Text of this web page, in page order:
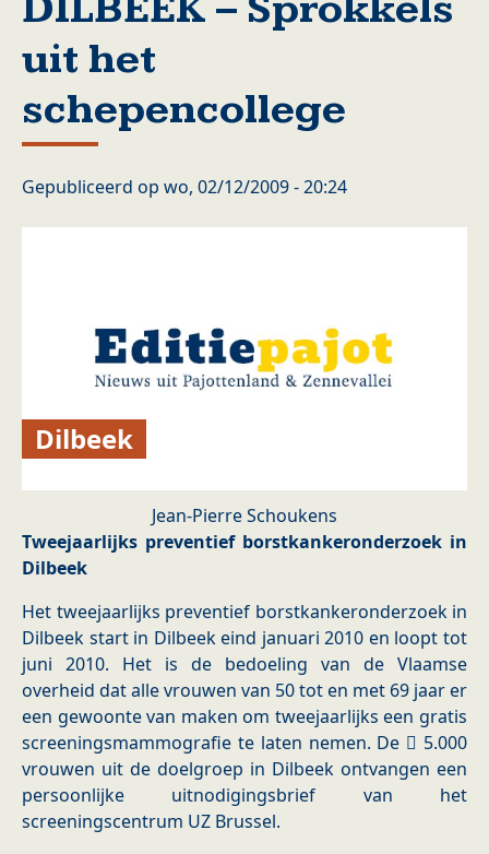
uit het
schepencollege
Gepubliceerd op wo, 02/12/2009 - 20:24
Dilbeek
Jean-Pierre Schoukens
Tweejaarlijks preventief borstkankeronderzoek in
Dilbeek
Het tweejaarlijks preventief borstkankeronderzoek in
Dilbeek start in Dilbeek eind januari 2010 en loopt tot
juni 2010. Het is de bedoeling van de Vlaamse
overheid dat alle vrouwen van 50 tot en met 69 jaar er
een gewoonte van maken om tweejaarlijks een gratis
screeningsmammografie te laten nemen. De  5.000
vrouwen uit de doelgroep in Dilbeek ontvangen een
persoonlijke uitnodigingsbrief van het
screeningscentrum UZ Brussel.